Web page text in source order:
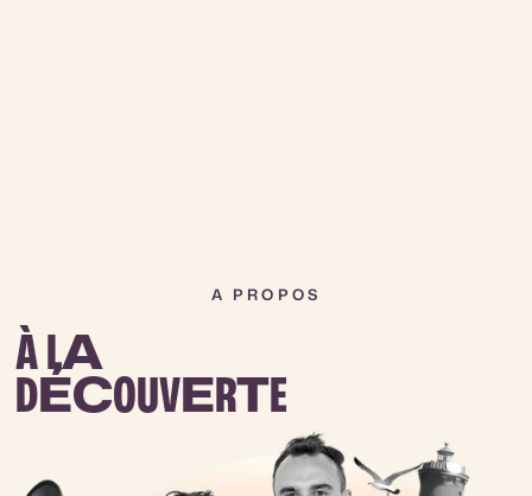
A PROPOS
À LA
DÉCOUVERTE